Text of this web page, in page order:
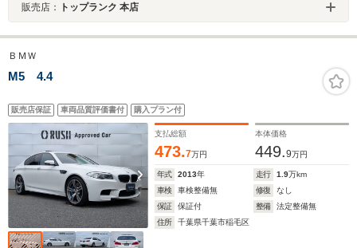
販売店： トップランク 本店
ＢＭＷ
M5 4.4
販売店保証 車両品質評価書付 購入プラン付
支払総額
473.7万円
本体価格
449.9万円
年式 2013年 走行 1.9万km
車検
車検整備無 修復
なし
保証
保証付 整備
法定整備無
住所
千葉県千葉市稲毛区